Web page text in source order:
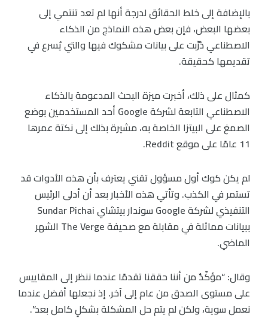
بالإضافة إلى خلط الحقائق لدرجة أنها لم تعد تنتمي إلى
بعضها البعض، فإن بعض هذه النماذج من الذكاء
الاصطناعي دُرِّبت على بيانات مشكوك فيها والتي يُسرع في
تقديمها كحقيقة.
كمثال على ذلك، أخبرت ميزة البحث المدعومة بالذكاء
الاصطناعي التابعة لشركة Google أحد المستخدمين بوضع
الصمغ على البيتزا الخاصة به، مشيرة بذلك إلى نكتة عمرها
11 عامًا على موقع Reddit.
لم يكن كوك أول مسؤول تقني يعترف بأن هذه الأدوات قد
تستمر في الكذب. وتأتي هذه الأخبار بعد أن أدلى الرئيس
التنفيذي لشركة Google سوندار بيتشاي Sundar Pichai
ببيانات مماثلة في مقابلة مع صحيفة The Verge الشهر
الماضي.
وقال: “مؤكّدٌ من أننا حققنا تقدمًا عندما ننظر إلى المقاييس
على مستوى الصدق من عام إلى آخر. إذ نجعلها أفضل عندما
نعمل سوية، ولكن لم يتم حل المشكلة بشكلٍ كامل بعد”.